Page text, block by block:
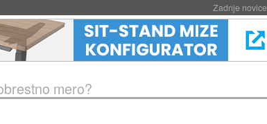
Zadnje novice
mero?